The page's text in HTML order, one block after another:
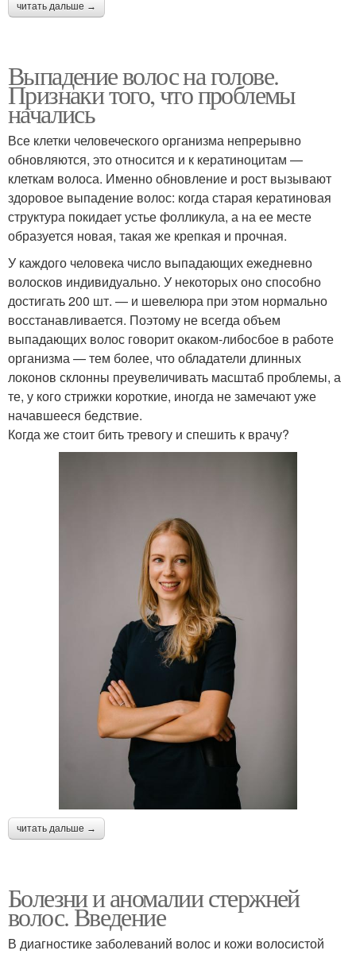
читать дальше →
Выпадение волос на голове.
Признаки того, что проблемы
начались
Все клетки человеческого организма непрерывно
обновляются, это относится и к кератиноцитам —
клеткам волоса. Именно обновление и рост вызывают
здоровое выпадение волос: когда старая кератиновая
структура покидает устье фолликула, а на ее месте
образуется новая, такая же крепкая и прочная.
У каждого человека число выпадающих ежедневно
волосков индивидуально. У некоторых оно способно
достигать 200 шт. — и шевелюра при этом нормально
восстанавливается. Поэтому не всегда объем
выпадающих волос говорит окаком-либосбое в работе
организма — тем более, что обладатели длинных
локонов склонны преувеличивать масштаб проблемы, а
те, у кого стрижки короткие, иногда не замечают уже
начавшееся бедствие.
Когда же стоит бить тревогу и спешить к врачу?
читать дальше →
Болезни и аномалии стержней
волос. Введение
В диагностике заболеваний волос и кожи волосистой